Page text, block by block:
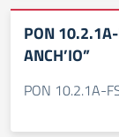
PON
ANCH’IO”
PON 10.2.1A-